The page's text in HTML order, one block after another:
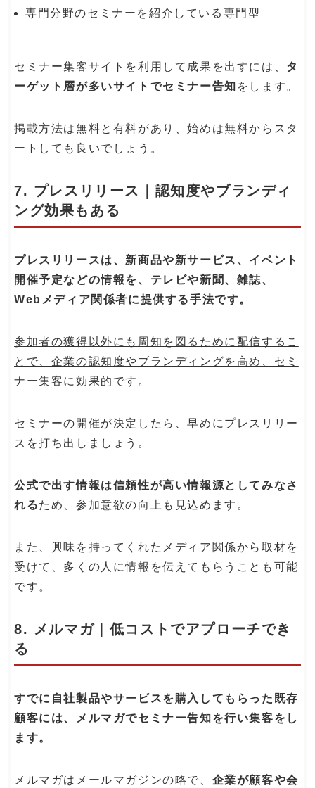
専門分野のセミナーを紹介している専門型
セミナー集客サイトを利用して成果を出すには、 タ
ーゲット層が多いサイトでセミナー告知 をします。
掲載方法は無料と有料があり、始めは無料からスタ
ートしても良いでしょう。
7. プレスリリース｜認知度やブランディ
ング効果もある
プレスリリースは、新商品や新サービス、イベント
開催予定などの情報を、テレビや新聞、雑誌、
Webメディア関係者に提供する手法です。
参加者の獲得以外にも周知を図るために配信するこ
とで、企業の認知度やブランディングを高め、セミ
ナー集客に効果的です。
セミナーの開催が決定したら、早めにプレスリリー
スを打ち出しましょう。
公式で出す情報は信頼性が高い情報源としてみなさ
れるため、参加意欲の向上も見込めます。
また、興味を持ってくれたメディア関係から取材を
受けて、多くの人に情報を伝えてもらうことも可能
です。
8. メルマガ｜低コストでアプローチでき
る
すでに自社製品やサービスを購入してもらった既存
顧客には、メルマガでセミナー告知を行い集客をし
ます。
メルマガはメールマガジンの略で、 企業が顧客や会